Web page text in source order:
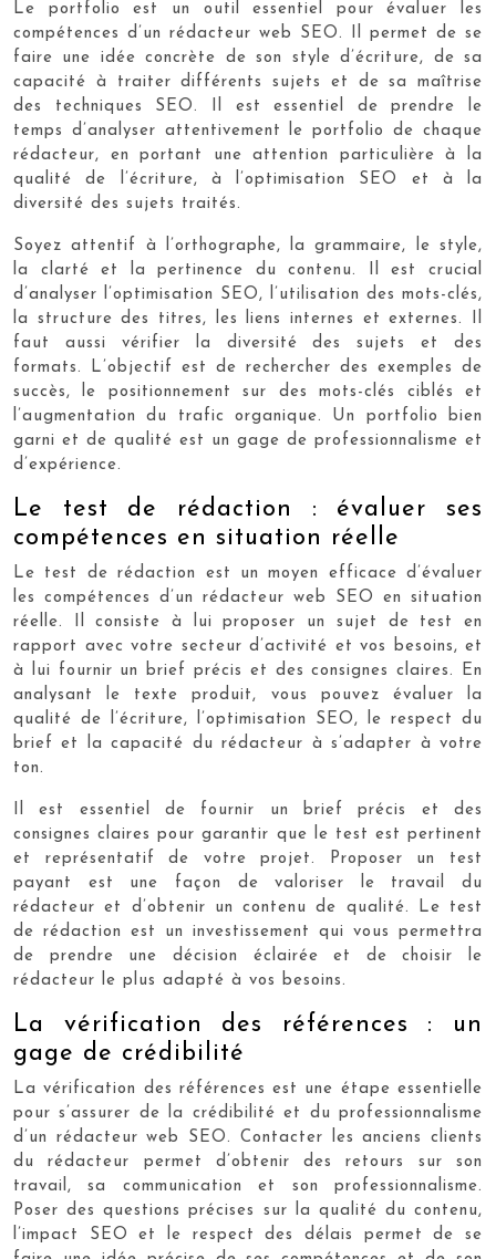
Le portfolio est un outil essentiel pour évaluer les
compétences d’un rédacteur web SEO. Il permet de se
faire une idée concrète de son style d’écriture, de sa
capacité à traiter différents sujets et de sa maîtrise
des techniques SEO. Il est essentiel de prendre le
temps d’analyser attentivement le portfolio de chaque
rédacteur, en portant une attention particulière à la
qualité de l’écriture, à l’optimisation SEO et à la
diversité des sujets traités.
Soyez attentif à l’orthographe, la grammaire, le style,
la clarté et la pertinence du contenu. Il est crucial
d’analyser l’optimisation SEO, l’utilisation des mots-clés,
la structure des titres, les liens internes et externes. Il
faut aussi vérifier la diversité des sujets et des
formats. L’objectif est de rechercher des exemples de
succès, le positionnement sur des mots-clés ciblés et
l’augmentation du trafic organique. Un portfolio bien
garni et de qualité est un gage de professionnalisme et
d’expérience.
Le test de rédaction : évaluer ses
compétences en situation réelle
Le test de rédaction est un moyen efficace d’évaluer
les compétences d’un rédacteur web SEO en situation
réelle. Il consiste à lui proposer un sujet de test en
rapport avec votre secteur d’activité et vos besoins, et
à lui fournir un brief précis et des consignes claires. En
analysant le texte produit, vous pouvez évaluer la
qualité de l’écriture, l’optimisation SEO, le respect du
brief et la capacité du rédacteur à s’adapter à votre
ton.
Il est essentiel de fournir un brief précis et des
consignes claires pour garantir que le test est pertinent
et représentatif de votre projet. Proposer un test
payant est une façon de valoriser le travail du
rédacteur et d’obtenir un contenu de qualité. Le test
de rédaction est un investissement qui vous permettra
de prendre une décision éclairée et de choisir le
rédacteur le plus adapté à vos besoins.
La vérification des références : un
gage de crédibilité
La vérification des références est une étape essentielle
pour s’assurer de la crédibilité et du professionnalisme
d’un rédacteur web SEO. Contacter les anciens clients
du rédacteur permet d’obtenir des retours sur son
travail, sa communication et son professionnalisme.
Poser des questions précises sur la qualité du contenu,
l’impact SEO et le respect des délais permet de se